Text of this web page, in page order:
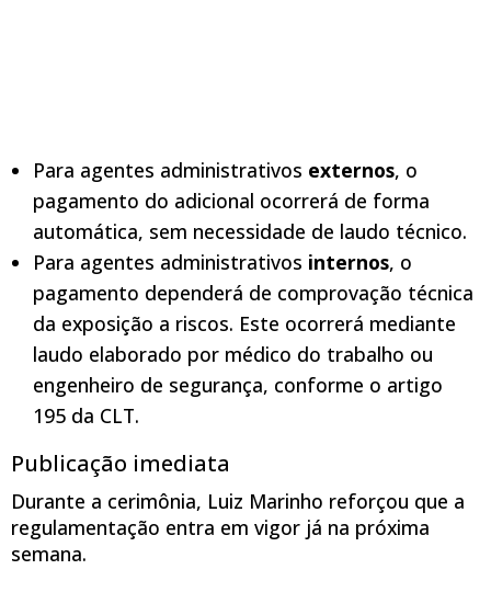
Para agentes administrativos externos, o
pagamento do adicional ocorrerá de forma
automática, sem necessidade de laudo técnico.
Para agentes administrativos internos, o
pagamento dependerá de comprovação técnica
da exposição a riscos. Este ocorrerá mediante
laudo elaborado por médico do trabalho ou
engenheiro de segurança, conforme o artigo
195 da CLT.
Publicação imediata
Durante a cerimônia, Luiz Marinho reforçou que a
regulamentação entra em vigor já na próxima
semana.